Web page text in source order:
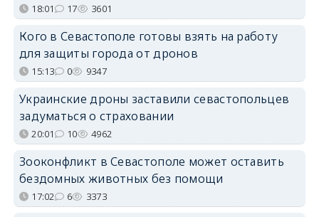
18:01 17 3601
Кого в Севастополе готовы взять на работу
для защиты города от дронов
15:13 0 9347
Украинские дроны заставили севастопольцев
задуматься о страховании
20:01 10 4962
Зооконфликт в Севастополе может оставить
бездомных животных без помощи
17:02 6 3373